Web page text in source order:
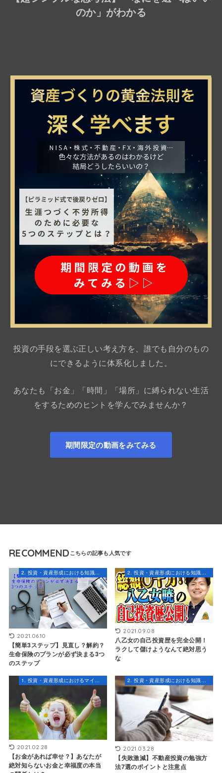
のか」がわかる
投資の手段を選ぶ正しい考え方を、誰でも自分のもの
にできるように体系化しました。
あなたも「お金」「時間」「場所」に縛られない生活
をするためのヒントを学んでみませんか？
期間限定の動画をみてみる
RECOMMEND
2. 投資・資産形成における知識とスキル
2021.06.10
【簡単3ステップ】見直し？解約？
生命保険のプランが必ず決まる3つ
のステップ
2. 投資・資産形成における知識とスキル
2021.09.08
八乙女の自己投資歴を完全公開！
ラクして儲けようなんて絶対思う
な
2021.02.28
【お金があれば幸せ？】あなたが
絶対知らないお金と幸福度の本当
2021.03.28
【失敗激減】不動産投資の勉強方
法7選のポイントと注意点